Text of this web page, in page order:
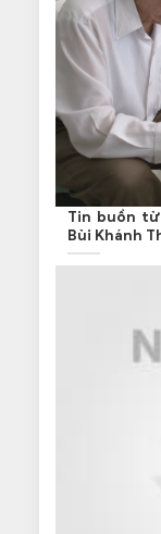
Tin buồn từ
Bùi Khánh